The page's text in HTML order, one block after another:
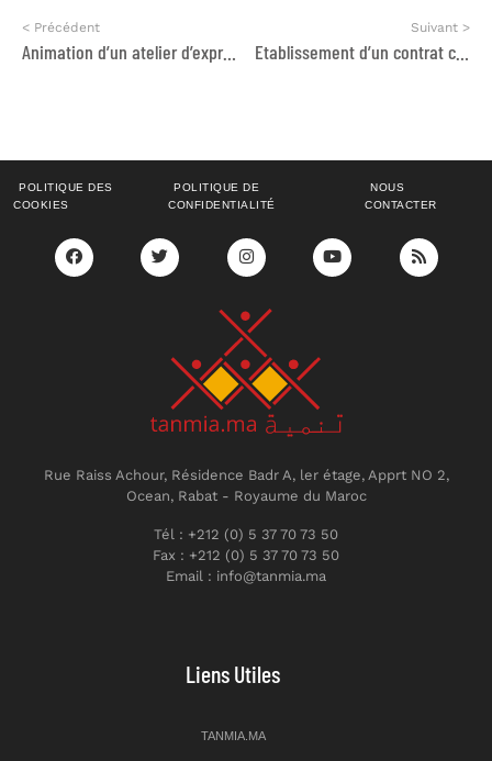
< Précédent
Animation d’un atelier d’expression par l’art des récits de vie
Suivant >
Etablissement d’un contrat cadre relatif à l’achat des billets d’avion
POLITIQUE DES
COOKIES
POLITIQUE DE
CONFIDENTIALITÉ
NOUS
CONTACTER
Rue Raiss Achour, Résidence Badr A, ler étage, Apprt NO 2,
Ocean, Rabat - Royaume du Maroc
Tél : +212 (0) 5 37 70 73 50
Fax : +212 (0) 5 37 70 73 50
Email : info@tanmia.ma
Liens Utiles
TANMIA.MA